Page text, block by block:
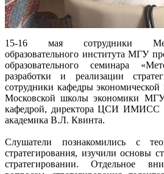
15-16 мая сотрудники
образовательного института МГУ
образовательного семинара
разработки и реализации
сотрудники кафедры
Московской школы экономики МГУ
кафедрой, директора ЦСИ ИМИСС
академика В.Л. Квинта.
Слушатели познакомились с
стратегирования, изучили основы
стратегировании. Отдельное